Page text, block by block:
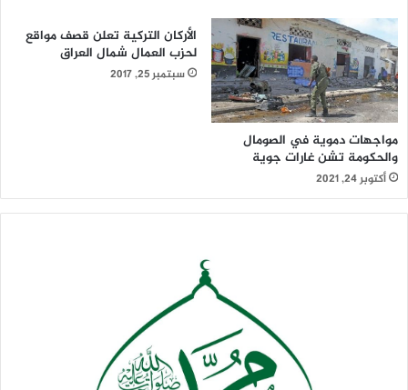
مواجهات دموية في الصومال
والحكومة تشن غارات جوية
أكتوبر 24, 2021
الأركان التركية تعلن قصف مواقع
لحزب العمال شمال العراق
سبتمبر 25, 2017